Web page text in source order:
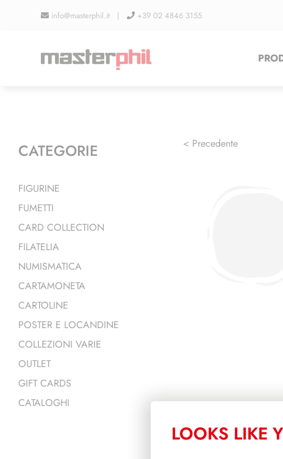
info@masterphil.it | +39 02 4846 3155
< Precedente
PRODOTTI
CATEGORIE
FIGURINE
FUMETTI
CARD COLLECTION
FILATELIA
NUMISMATICA
CARTAMONETA
CARTOLINE
POSTER E LOCANDINE
COLLEZIONI VARIE
OUTLET
GIFT CARDS
CATALOGHI
LOOKS LIKE